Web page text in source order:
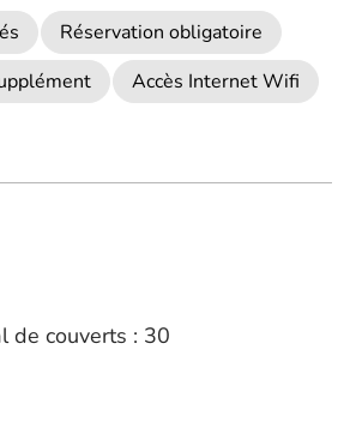
Réservation obligatoire
Accès Internet Wifi
de couverts : 30